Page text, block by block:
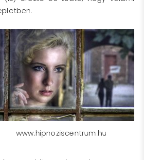
www.hipnoziscentrum.hu